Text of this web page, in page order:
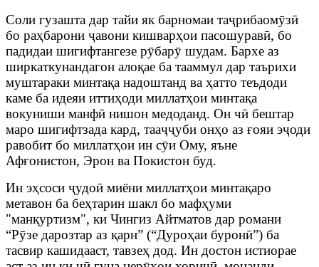
Соли гузашта дар тайи як барномаи таҷрибаомӯзӣ
бо раҳбарони ҷавони кишварҳои пасошуравӣ, бо
падидаи шигифтангезе рӯбарӯ шудам. Бархе аз
ширкаткунандагон алоқае ба тааммул дар таърихи
муштараки минтақа надоштанд ва ҳатто теъдоди
каме ба идеяи иттиҳоди миллатҳои минтақа
вокуниши манфӣ нишон медоданд. Он чӣ бештар
маро шигифтзада кард, тааҷҷуби онҳо аз ғояи эҷоди
равобит бо миллатҳои ин сӯи Ому, яъне
Афғонистон, Эрон ва Покистон буд.
Ин эҳсоси ҷудоӣ миёни миллатҳои минтақаро
метавон ба беҳтарин шакл бо мафҳуми
"манқуртизм", ки Чингиз Айтматов дар романи
“Рӯзе дарозтар аз қарн” (“Дуроҳаи буронӣ”) ба
тасвир кашидааст, тавзеҳ дод. Ин достон истиорае